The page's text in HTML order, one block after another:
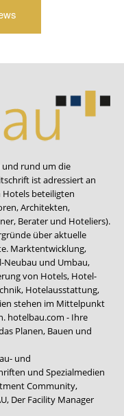
und rund um die
ist adressiert an
Hotels beteiligten
Architekten,
Berater und Hoteliers).
über aktuelle
Marktentwicklung,
und Umbau,
von Hotels, Hotel-
Hotelausstattung,
stehen im Mittelpunkt
hotelbau.com - Ihre
Planen, Bauen und
und
und Spezialmedien
Community,
, Der Facility Manager